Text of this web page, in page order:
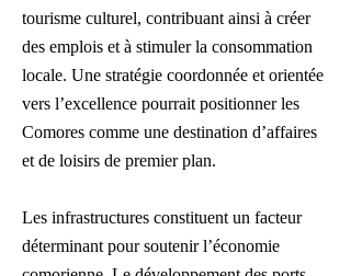
tourisme culturel, contribuant ainsi à créer
des emplois et à stimuler la consommation
locale. Une stratégie coordonnée et orientée
vers l’excellence pourrait positionner les
Comores comme une destination d’affaires
et de loisirs de premier plan.
Les infrastructures constituent un facteur
déterminant pour soutenir l’économie